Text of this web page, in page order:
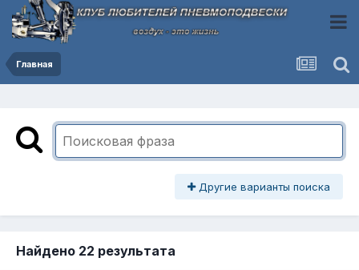
Главная
Другие варианты поиска
Найдено 22 результата